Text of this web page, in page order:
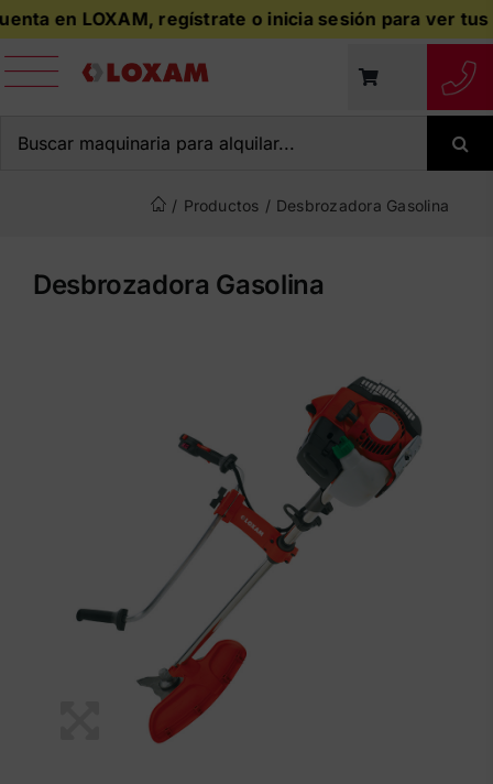
Saltar
al
contenido
en LOXAM, regístrate o inicia sesión para ver tus
/ Productos / Desbrozadora Gasolina
Desbrozadora Gasolina